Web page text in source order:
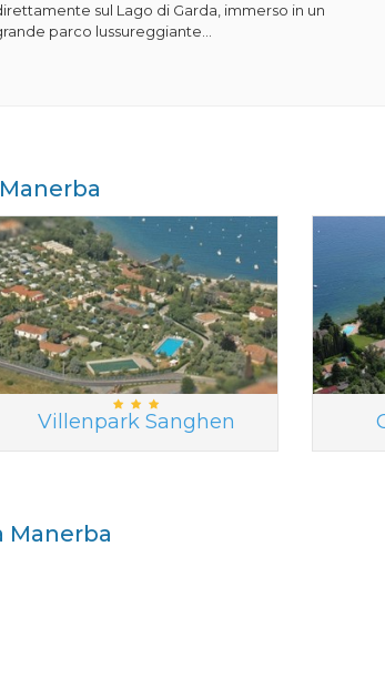
sul Lago di Garda, immerso in un
parco lussureggiante...
Villenpark Sanghen
Manerba